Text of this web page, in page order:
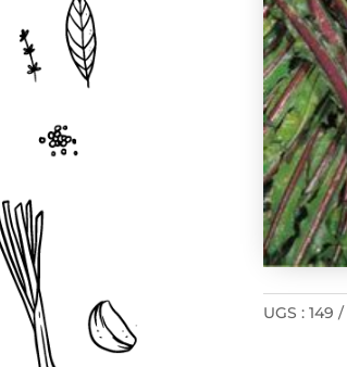
UGS : 149